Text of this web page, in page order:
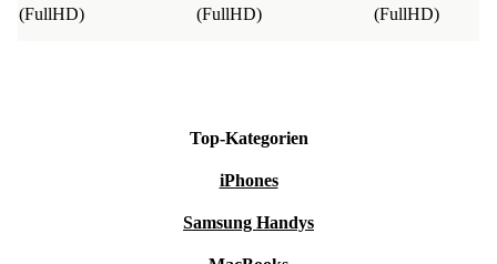
Tage kostenloses Rückgaberecht. So gehst du kein
Erlebe, wie leistungsstark und nachhaltig Technik heute
bringst du alles unter einen Hut: Alltag, Beruf und einen
(FullHD)
(FullHD)
(FullHD)
Top-Kategorien
iPhones
Samsung Handys